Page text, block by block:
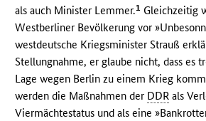
als auch Minister Lemmer.1 Gleichzeitig
Westberliner Bevölkerung vor
westdeutsche Kriegsminister Strauß
Stellungnahme, er glaube nicht, dass es
Lage wegen Berlin zu einem Krieg
werden die Maßnahmen der DDR als
Viermächtestatus und als eine